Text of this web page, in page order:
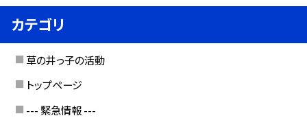
カテゴリ
草の井っ子の活動
トップページ
--- 緊急情報 ---